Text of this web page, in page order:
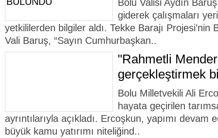
Bolu Valisi Aydın
giderek çalışmaları
yetkililerden bilgiler aldı. Tekke Barajı Projesi’nin
Vali Baruş, “Sayın Cumhurbaşkan..
"Rahmetli
gerçekleştirmek
Bolu Milletvekili Ali
hayata geçirilen
ayrıntılarıyla açıkladı. Ercoşkun, yapımı devam
büyük kamu yatırımı niteliğind..